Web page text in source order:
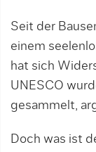
Seit der
einem
hat sich
UNESCO
gesammelt,
Doch was ist